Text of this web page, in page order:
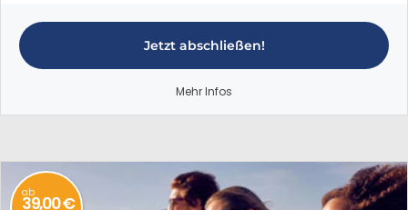
Jetzt abschließen!
Mehr Infos
ab
39,00 €